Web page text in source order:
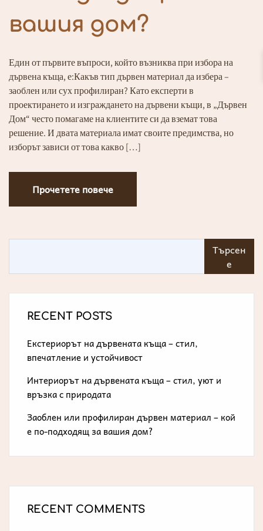
вашия дом?
Един от първите въпроси, който възниква при избора на
дървена къща, е:Какъв тип дървен материал да избера –
заоблен или сух профилиран? Като експерти в
проектирането и изграждането на дървени къщи, в „Дървен
Дом“ често помагаме на клиентите си да вземат това
решение. И двата материала имат своите предимства, но
изборът зависи от това какво […]
Прочетете повече
Търсен
е
RECENT POSTS
Екстериорът на дървената къща – стил,
впечатление и устойчивост
Интериорът на дървената къща – стил, уют и
връзка с природата
Заоблен или профилиран дървен материал – кой
е по-подходящ за вашия дом?
RECENT COMMENTS